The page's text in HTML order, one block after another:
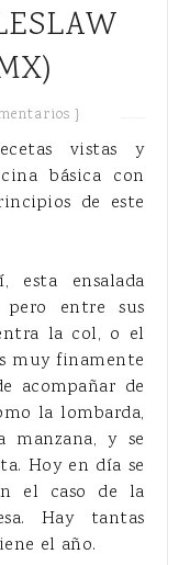
}
vistas y
básica con
de este
esta ensalada
pero entre sus
la col, o el
muy finamente
acompañar de
la lombarda,
y se
Hoy en día se
el caso de la
Hay tantas
el año.